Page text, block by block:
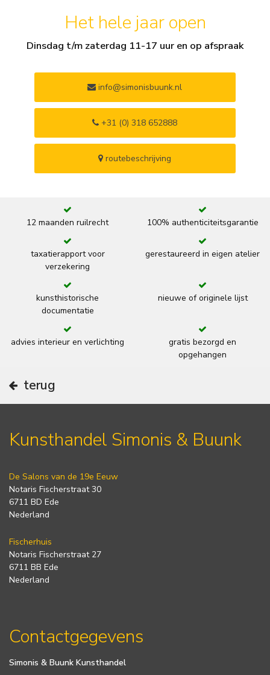
Het hele jaar open
Dinsdag t/m zaterdag 11-17 uur en op afspraak
info@simonisbuunk.nl
+31 (0) 318 652888
routebeschrijving
12 maanden ruilrecht 100% authenticiteitsgarantie
taxatierapport voor
verzekering
gerestaureerd in eigen atelier
kunsthistorische
documentatie
nieuwe of originele lijst
advies interieur en verlichting
gratis bezorgd en
opgehangen
terug
Kunsthandel Simonis & Buunk
De Salons van de 19e Eeuw
Notaris Fischerstraat 30
6711 BD Ede
Nederland
Fischerhuis
Notaris Fischerstraat 27
6711 BB Ede
Nederland
Contactgegevens
Simonis & Buunk Kunsthandel